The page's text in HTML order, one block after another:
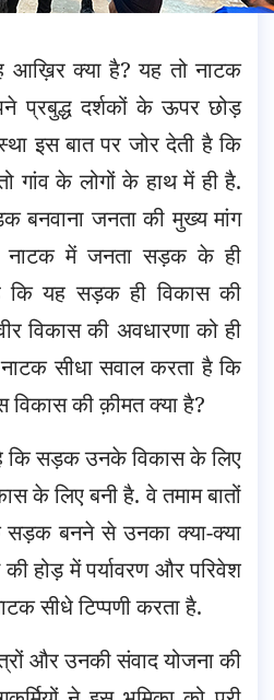
क्या है? यह तो नाटक
प्रबुद्ध दर्शकों के ऊपर छोड़
इस बात पर जोर देती है कि
गांव के लोगों के हाथ में ही है.
बनवाना जनता की मुख्य मांग
नाटक में जनता सड़क के ही
कि यह सड़क ही विकास की
विकास की अवधारणा को ही
सीधा सवाल करता है कि
की क़ीमत क्या है?
है कि सड़क उनके विकास के लिए
के लिए बनी है. वे तमाम बातों
बनने से उनका क्या-क्या
होड़ में पर्यावरण और परिवेश
सीधे टिप्पणी करता है.
और उनकी संवाद योजना की